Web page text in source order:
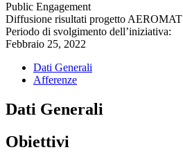
Public Engagement
Diffusione risultati progetto AEROMAT
Periodo di svolgimento dell’iniziativa:
Febbraio 25, 2022
Dati Generali
Afferenze
Dati Generali
Obiettivi